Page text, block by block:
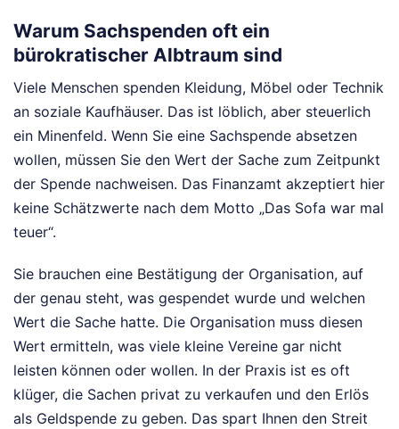
Warum Sachspenden oft ein
bürokratischer Albtraum sind
Viele Menschen spenden Kleidung, Möbel oder Technik
an soziale Kaufhäuser. Das ist löblich, aber steuerlich
ein Minenfeld. Wenn Sie eine Sachspende absetzen
wollen, müssen Sie den Wert der Sache zum Zeitpunkt
der Spende nachweisen. Das Finanzamt akzeptiert hier
keine Schätzwerte nach dem Motto „Das Sofa war mal
teuer“.
Sie brauchen eine Bestätigung der Organisation, auf
der genau steht, was gespendet wurde und welchen
Wert die Sache hatte. Die Organisation muss diesen
Wert ermitteln, was viele kleine Vereine gar nicht
leisten können oder wollen. In der Praxis ist es oft
klüger, die Sachen privat zu verkaufen und den Erlös
als Geldspende zu geben. Das spart Ihnen den Streit